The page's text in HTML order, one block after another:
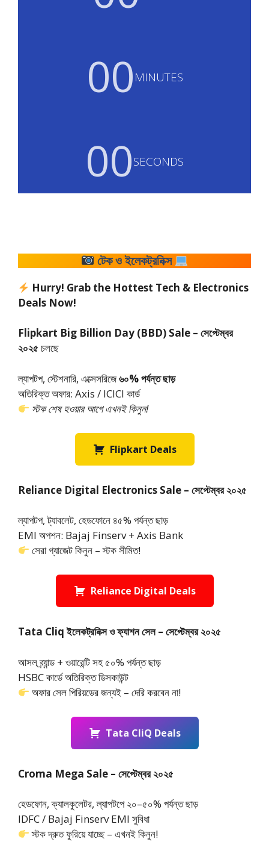
00MINUTES
00SECONDS
টেক ও ইলেকট্রনিক্স
Hurry! Grab the Hottest Tech & Electronics
Deals Now!
Flipkart Big Billion Day (BBD) Sale – সেপ্টেম্বর
২০২৫ চলছে
ল্যাপটপ, স্টেশনারি, এক্সেসরিজে৬০% পর্যন্ত ছাড়
অতিরিক্ত অফার: Axis / ICICI কার্ড
স্টক শেষ হওয়ার আগে এখনই কিনুন!
Flipkart Deals
Reliance Digital Electronics Sale – সেপ্টেম্বর ২০২৫
ল্যাপটপ, ট্যাবলেট, হেডফোনে ৪৫% পর্যন্ত ছাড়
EMI অপশন: Bajaj Finserv + Axis Bank
সেরা গ্যাজেট কিনুন – স্টক সীমিত!
Reliance Digital Deals
Tata Cliq ইলেকট্রনিক্স ও ফ্যাশন সেল – সেপ্টেম্বর ২০২৫
আসল ব্র্যান্ড + ওয়ারেন্টি সহ ৫০% পর্যন্ত ছাড়
HSBC কার্ডে অতিরিক্ত ডিসকাউন্ট
অফার সেল পিরিয়ডের জন্যই – দেরি করবেন না!
Tata CliQ Deals
Croma Mega Sale – সেপ্টেম্বর ২০২৫
হেডফোন, ক্যালকুলেটর, ল্যাপটপে ২০–৫০% পর্যন্ত ছাড়
IDFC / Bajaj Finserv EMI সুবিধা
স্টক দ্রুত ফুরিয়ে যাচ্ছে – এখনই কিনুন!